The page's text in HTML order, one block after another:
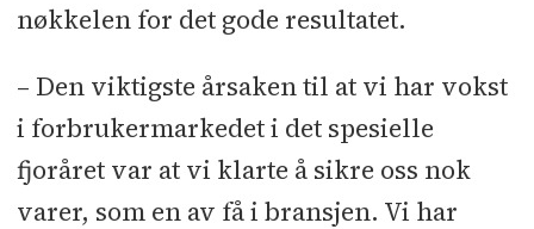
nøkkelen for det gode resultatet.
– Den viktigste årsaken til at vi har vokst
i forbrukermarkedet i det spesielle
fjoråret var at vi klarte å sikre oss nok
varer, som en av få i bransjen. Vi har